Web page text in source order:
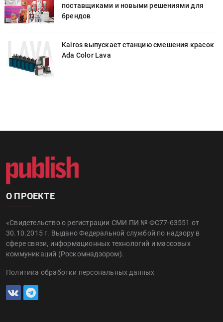
поставщиками и новыми решениями для
брендов
Kairos выпускает станцию смешения красок
Ada Color Lava
О ПРОЕКТЕ
«Свидетельство о регистрации СМИ ПИ № ФС77-63551 от
30.10.2015 г. Выдано Федеральной службой по надзору в
сфере связи, информационных технологий и массовых
коммуникаций (Роскомнадзором).
Политика обработки персональных данных